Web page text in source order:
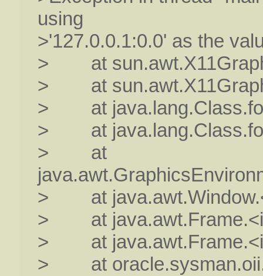
using
>'127.0.0.1:0.0' as the
> at
> at
> at
> at
> at
> at
> at
> at
> at